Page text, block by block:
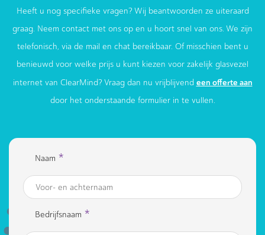
Heeft u nog specifieke vragen? Wij beantwoorden ze uiteraard
graag. Neem contact met ons op en u hoort snel van ons. We zijn
telefonisch, via de mail en chat bereikbaar. Of misschien bent u
benieuwd voor welke prijs u kunt kiezen voor zakelijk glasvezel
internet van ClearMind? Vraag dan nu vrijblijvend een offerte aan
door het onderstaande formulier in te vullen.
Naam *
Bedrijfsnaam *